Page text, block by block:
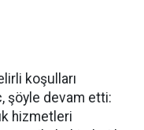
koşulları
şöyle devam etti:
hizmetleri